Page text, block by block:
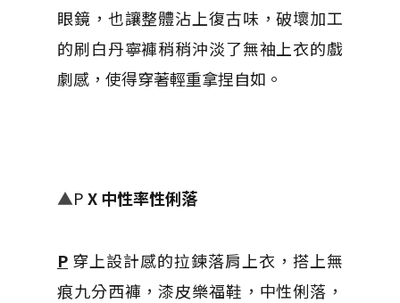
眼鏡，也讓整體沾上復古味，破壞加工
的刷白丹寧褲稍稍沖淡了無袖上衣的戲
劇感，使得穿著輕重拿捏自如。
▲PX 中性率性俐落
P 穿上設計感的拉鍊落肩上衣，搭上無
痕九分西褲，漆皮樂福鞋，中性俐落，